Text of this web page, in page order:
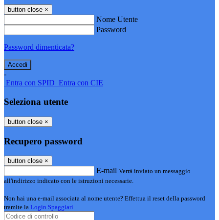
button close ×
Nome Utente
Password
Password dimenticata?
-
Entra con SPID Entra con CIE
Seleziona utente
button close ×
Recupero password
button close ×
E-mail Verrà inviato un messaggio
all'indirizzo indicato con le istruzioni necessarie.
Non hai una e-mail associata al nome utente? Effettua il reset della password
tramite la Login Spaggiari